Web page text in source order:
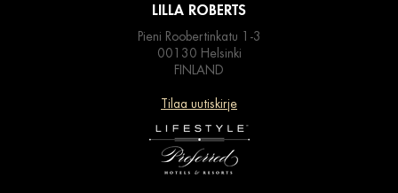
LILLA ROBERTS
Pieni Roobertinkatu 1-3
00130 Helsinki
FINLAND
Tilaa uutiskirje